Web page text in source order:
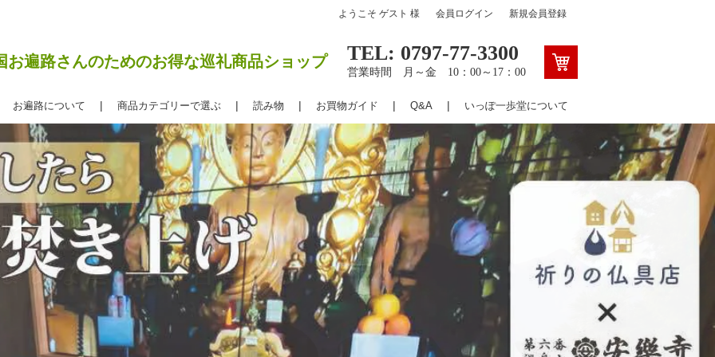
ようこそ ゲスト 様 会員ログイン 新規会員登録
お遍路さんのためのお得な巡礼商品ショップ TEL: 0797-77-3300
営業時間 月～金 10：00～17：00
お遍路について 商品カテゴリーで選ぶ 読み物 お買物ガイド Q&A いっぽ一歩堂について